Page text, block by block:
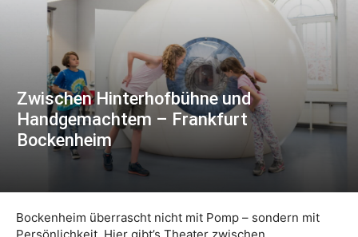
Zwischen Hinterhofbühne und
Handgemachtem – Frankfurt
Bockenheim
Bockenheim überrascht nicht mit Pomp – sondern mit